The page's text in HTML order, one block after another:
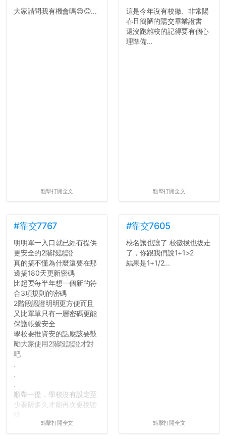
大家請問我有機會嗎😊😊...
點擊打開全文
這是今年沒有校徽、非常陽
春且簡陋的陽交畢業證書
還沒跑離校的記得要有個心
理準備...
點擊打開全文
#靠交7767
明明單一入口就已經有提供
更安全的2階段認證
真的搞不懂為什麼還要在那
邊搞180天更新密碼
比起要每半年想一個新的符
合3項規則的密碼
2階段認證明明更方便而且
又比單單只有一層密碼更能
保護帳號安全
學校要推資安的話應該要鼓
勵大家使用2階段認證才對
吧
.
.
.
順帶一提，學校沒有設定至
少要隔多久才能再次更換密
所以只要重新設定4次密碼
點擊打開全文
#靠交7605
校名讓也讓了 校徽拔也拔走
了，你跟我們說1+1>2
結果是1+1/2...
點擊打開全文